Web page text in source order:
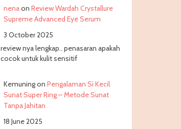
nenaonReview Wardah Crystallure
Supreme Advanced Eye Serum
3 October 2025
review nya lengkap.. penasaran apakah
cocok untuk kulit sensitif
KemuningonPengalaman Si Kecil
Sunat Super Ring – Metode Sunat
Tanpa Jahitan
18 June 2025